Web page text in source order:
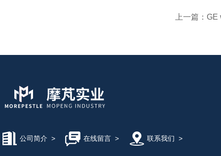
上一篇： GE
公司简介 > 在线留言> 联系我们 >